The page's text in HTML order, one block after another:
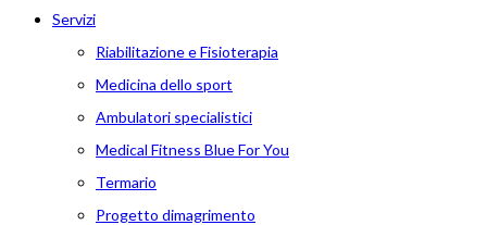
Servizi
Riabilitazione e Fisioterapia
Medicina dello sport
Ambulatori specialistici
Medical Fitness Blue For You
Termario
Progetto dimagrimento